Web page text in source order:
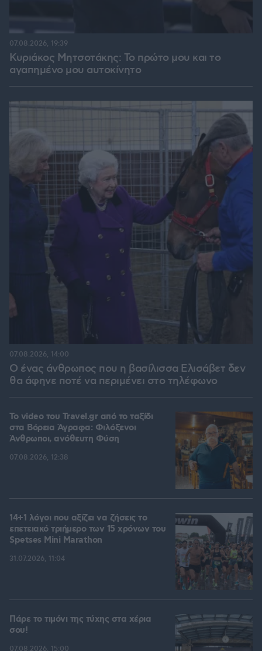
Κυριάκος Μητσοτάκης: Το πρώτο μου και το
αγαπημένο μου αυτοκίνητο
07.08.2026, 19:39
Ο ένας άνθρωπος που η βασίλισσα Ελισάβετ δεν
θα άφηνε ποτέ να περιμένει στο τηλέφωνο
07.08.2026, 14:00
To video του Travel.gr από το ταξίδι
στα Βόρεια Άγραφα: Φιλόξενοι
Άνθρωποι, ανόθευτη Φύση
07.08.2026, 12:38
14+1 λόγοι που αξίζει να ζήσεις το
επετειακό τριήμερο των 15 χρόνων του
Spetses Mini Marathon
31.07.2026, 11:04
Πάρε το τιμόνι της τύχης στα χέρια
σου!
07.08.2026, 15:00